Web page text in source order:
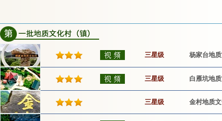
三星级 杨家台地
三星级 白雁坑地
三星级 金村地质